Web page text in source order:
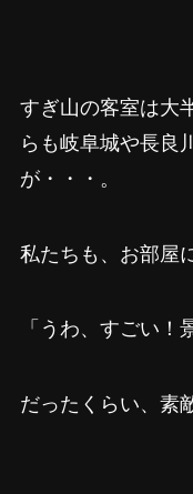
すぎ山の客室は大
らも岐阜城や長良
が・・・。
私たちも、お部屋
「うわ、すごい！
だったくらい、素